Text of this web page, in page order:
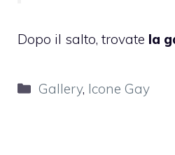
Dopo il salto, trovate la
Categorie
Gallery, Icone Gay